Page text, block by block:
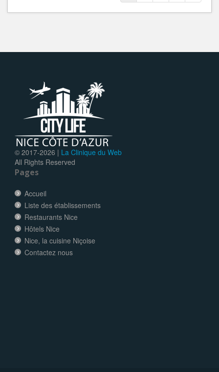
© 2017-2026 | La Clinique du Web
All Rights Reserved
Pages
Accueil
Liste des établissements
Restaurants Nice
Hôtels Nice
Nice, la cuisine Niçoise
Contactez nous